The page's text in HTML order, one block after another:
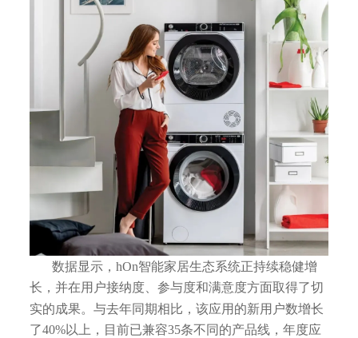
数据显示，hOn智能家居生态系统正持续稳健增
长，并在用户接纳度、参与度和满意度方面取得了切
实的成果。与去年同期相比，该应用的新用户数增长
了40%以上，目前已兼容35条不同的产品线，年度应